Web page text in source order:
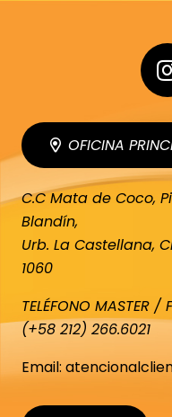
OFICINA
C.C Mata de Coco,
Blandín,
Urb. La Castellana,
1060
TELÉFONO MASTER /
(+58 212) 266.6021
Email: